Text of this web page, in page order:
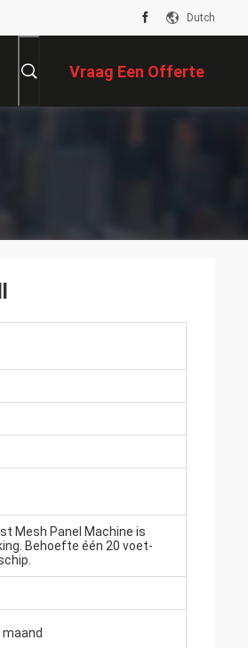
Dutch
Vraag Een Offerte
Mesh Panel Machine is
Behoefte één 20 voet-